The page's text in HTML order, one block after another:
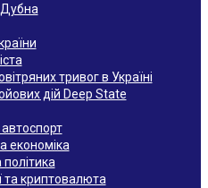
тривог в Україні
дій Deep State
економіка
політика
та криптовалюта